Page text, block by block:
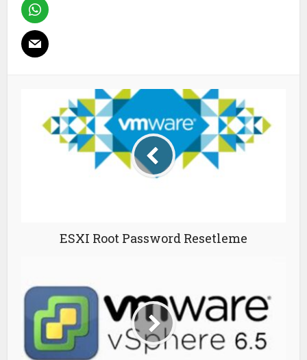
ESXI Root Password Resetleme